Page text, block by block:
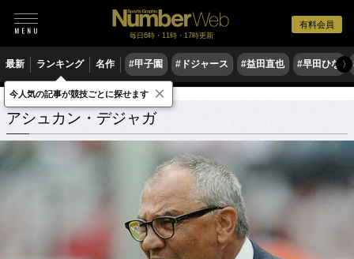
有料会員
毎日6時・11時・17時更新
最新 ランキング 名作 #甲子園 #ドジャース #益田直也 #早田ひな 〉
アシュカン・デジャガ 関連記事
アシュカン・デジャガ
今人気の記事が競技ごとに探せます ×